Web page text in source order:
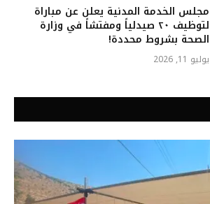
مجلس الخدمة المدنية يعلن عن مباراة
لتوظيف ٢٠ صيدلياً ومفتشاً في وزارة
الصحة بشروط محددة!
يوليو 11, 2026